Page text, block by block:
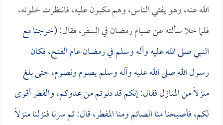
الله عنه، وهو يفتي الناس، وهم مكبون عليه، فانتظرت خلوته،
فلما خلا سألته عن صيام رمضان في السفر، فقال: (خرجنا مع
النبي صلى الله عليه وآله وسلم في رمضان عام الفتح، فكان
رسول الله صلى الله عليه وآله وسلم يصوم ونصوم، حتى بلغ
منزلاً من المنازل فقال: إنكم قد دنوتم من عدوكم، والفطر أقوى
لكم، فأصبحنا منا الصائم ومنا المفطر، قال: ثم سرنا فنزلنا منزلاً